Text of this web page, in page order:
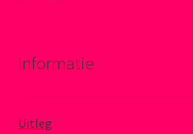
Informatie
Uitleg